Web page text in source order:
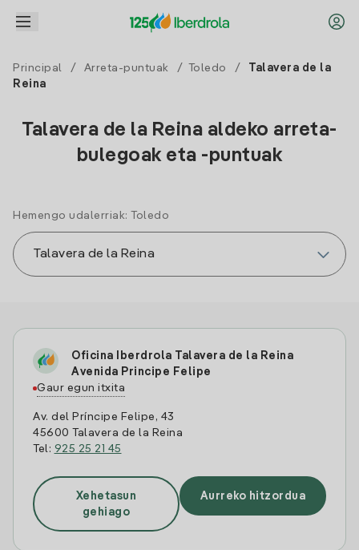
Principal / Arreta-puntuak / Toledo /
Talavera de la
Reina
Talavera de la Reina aldeko arreta-
bulegoak eta -puntuak
Hemengo udalerriak: Toledo
Oficina Iberdrola Talavera de la Reina
Avenida Principe Felipe
Gaur egun itxita
Av. del Príncipe Felipe, 43
45600 Talavera de la Reina
Tel: 925 25 21 45
Xehetasun
gehiago
Aurreko hitzordua